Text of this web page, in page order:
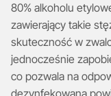
80% alkoholu
zawierający takie
skuteczność w
jednocześnie
co pozwala na